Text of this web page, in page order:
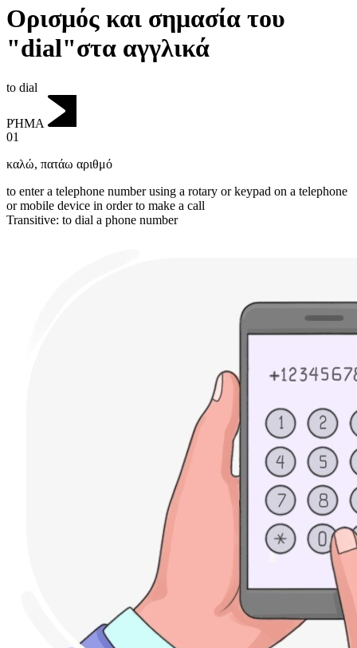
Ορισμός και σημασία του
"dial"στα αγγλικά
to dial
ΡΉΜΑ
01
καλώ, πατάω αριθμό
to enter a telephone number using a rotary or keypad on a telephone
or mobile device in order to make a call
Transitive: to dial a phone number